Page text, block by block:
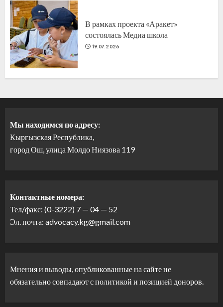
В рамках проекта «Аракет»
состоялась Медиа школа
19.07.2026
Мы находимся по адресу:
Кыргызская Республика,
город Ош, улица Молдо Ниязова 119
Контактные номера:
Тел/факс: (0-3222) 7 — 04 — 52
Эл. почта: advocacy.kg@gmail.com
Мнения и выводы, опубликованные на сайте не
обязательно совпадают с политикой и позицией доноров.